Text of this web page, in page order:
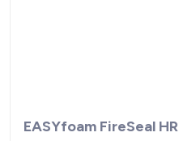
EASYfoam FireSeal HR